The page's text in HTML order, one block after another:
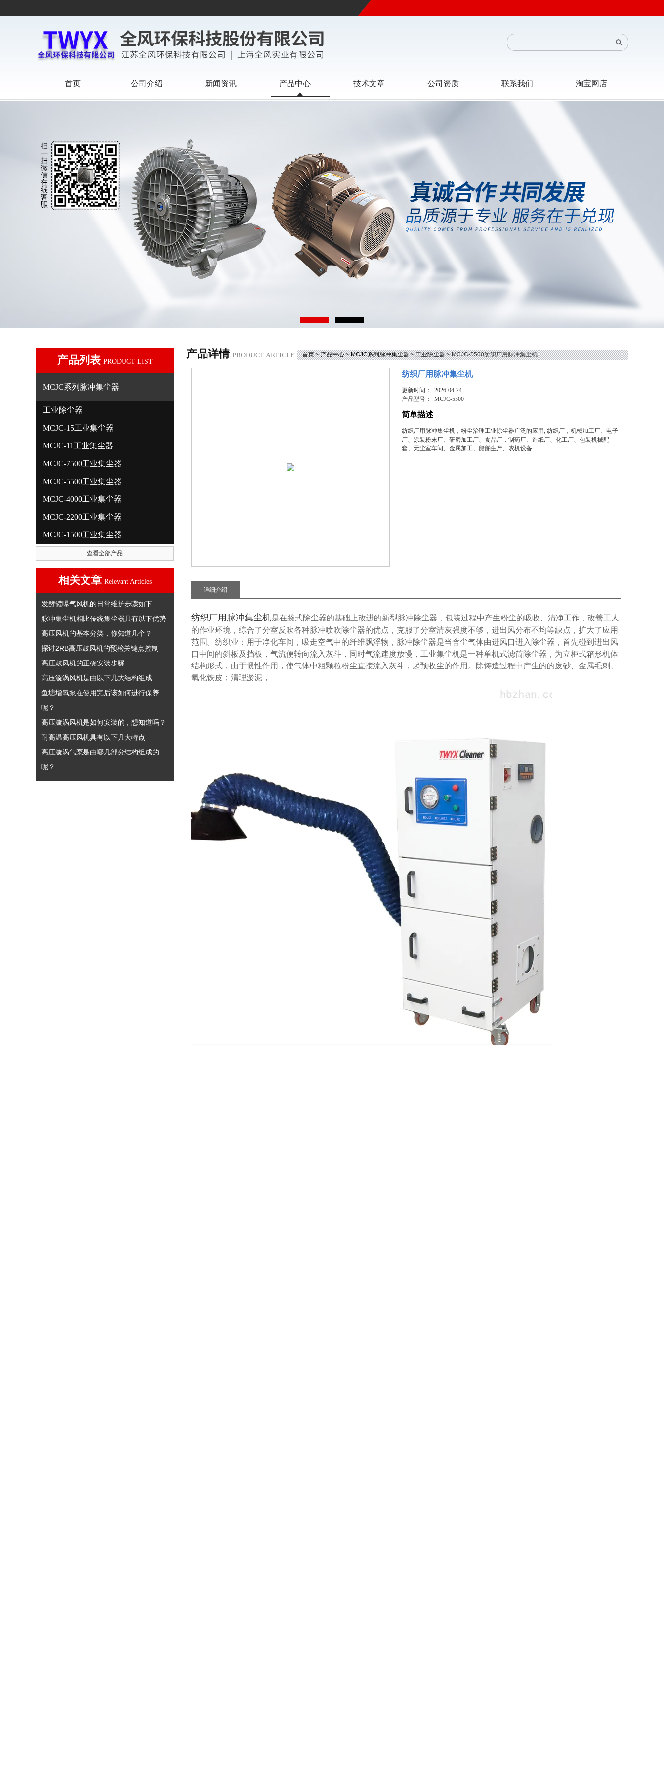
首页 公司介绍 新闻资讯 产品中心 技术文章 公司资质 联系我们 淘宝网店
产品列表 PRODUCT LIST
MCJC系列脉冲集尘器
工业除尘器
MCJC-15工业集尘器
MCJC-11工业集尘器
MCJC-7500工业集尘器
MCJC-5500工业集尘器
MCJC-4000工业集尘器
MCJC-2200工业集尘器
MCJC-1500工业集尘器
查看全部产品
相关文章 Relevant Articles
发酵罐曝气风机的日常维护步骤如下
脉冲集尘机相比传统集尘器具有以下优势
高压风机的基本分类，你知道几个？
探讨2RB高压鼓风机的预检关键点控制
高压鼓风机的正确安装步骤
高压漩涡风机是由以下几大结构组成
鱼塘增氧泵在使用完后该如何进行保养
呢？
高压漩涡风机是如何安装的，想知道吗？
耐高温高压风机具有以下几大特点
高压漩涡气泵是由哪几部分结构组成的
呢？
产品详情 PRODUCT ARTICLE 首页>产品中心>MCJC系列脉冲集尘器>工业除尘器> MCJC-5500纺织厂用脉冲集尘机
纺织厂用脉冲集尘机
更新时间： 2026-04-24
产品型号：MCJC-5500
简单描述
纺织厂用脉冲集尘机，粉尘治理工业除尘器广泛的应用, 纺织厂，机械加工厂、电子
厂、涂装粉末厂、研磨加工厂、食品厂，制药厂、造纸厂、化工厂、包装机械配
套、无尘室车间、金属加工、船舶生产、农机设备
详细介绍
纺织厂用脉冲集尘机是在袋式除尘器的基础上改进的新型脉冲除尘器，包装过程中产生粉尘的吸收、清净工作，改善工人
的作业环境，综合了分室反吹各种脉冲喷吹除尘器的优点，克服了分室清灰强度不够，进出风分布不均等缺点，扩大了应用
范围。纺织业：用于净化车间，吸走空气中的纤维飘浮物，脉冲除尘器是当含尘气体由进风口进入除尘器，首先碰到进出风
口中间的斜板及挡板，气流便转向流入灰斗，同时气流速度放慢，工业集尘机是一种单机式滤筒除尘器，为立柜式箱形机体
结构形式，由于惯性作用，使气体中粗颗粒粉尘直接流入灰斗，起预收尘的作用。除铸造过程中产生的的废砂、金属毛刺、
氧化铁皮；清理淤泥，